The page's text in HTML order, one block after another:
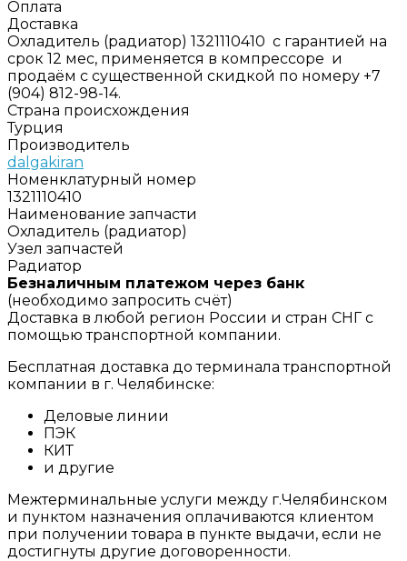
Оплата
Доставка
Охладитель (радиатор) 1321110410 с гарантией на
срок 12 мес, применяется в компрессоре и
продаём с существенной скидкой по номеру +7
(904) 812-98-14.
Страна происхождения
Турция
Производитель
dalgakiran
Номенклатурный номер
1321110410
Наименование запчасти
Охладитель (радиатор)
Узел запчастей
Радиатор
Безналичным платежом через банк
(необходимо запросить счёт)
Доставка в любой регион России и стран СНГ с
помощью транспортной компании.
Бесплатная доставка до терминала транспортной
компании в г. Челябинске:
Деловые линии
ПЭК
КИТ
и другие
Межтерминальные услуги между г.Челябинском
и пунктом назначения оплачиваются клиентом
при получении товара в пункте выдачи, если не
достигнуты другие договоренности.